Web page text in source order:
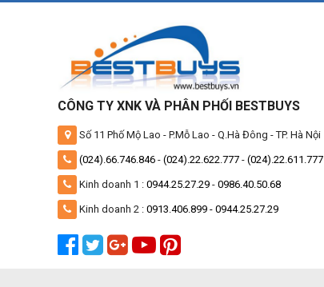
CÔNG TY XNK VÀ PHÂN PHỐI BESTBUYS
Số 11 Phố Mộ Lao - P.Mỗ Lao - Q.Hà Đông - TP. Hà Nội
(024).66.746.846 - (024).22.622.777 - (024).22.611.777
Kinh doanh 1 : 0944.25.27.29 - 0986.40.50.68
Kinh doanh 2 : 0913.406.899 - 0944.25.27.29